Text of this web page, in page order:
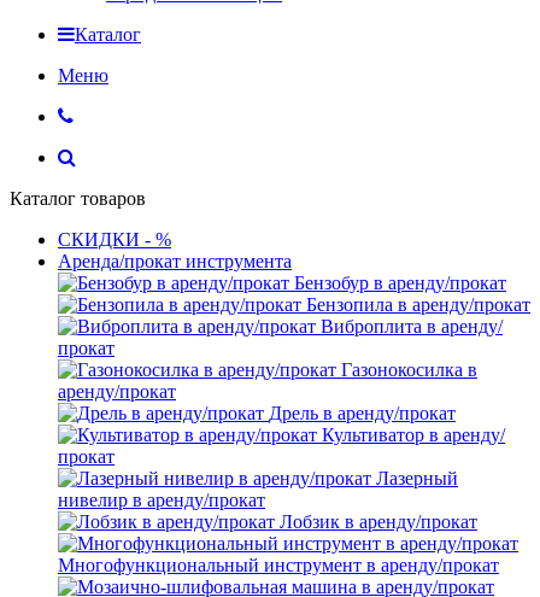
Каталог
Меню
Каталог товаров
СКИДКИ - %
Аренда/прокат инструмента
Бензобур в аренду/прокат
Бензопила в аренду/прокат
Виброплита в аренду/
прокат
Газонокосилка в
аренду/прокат
Дрель в аренду/прокат
Культиватор в аренду/
прокат
Лазерный
нивелир в аренду/прокат
Лобзик в аренду/прокат
Многофункциональный инструмент в аренду/прокат